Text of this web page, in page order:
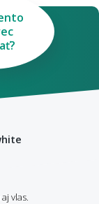
vlas.